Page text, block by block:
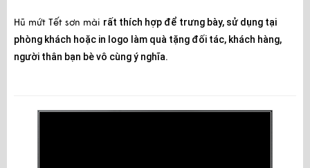
Hũ mứt Tết sơn mài rất thích hợp để trưng bày, sử dụng tại
phòng khách hoặc in logo làm quà tặng đối tác, khách hàng,
người thân bạn bè vô cùng ý nghĩa.